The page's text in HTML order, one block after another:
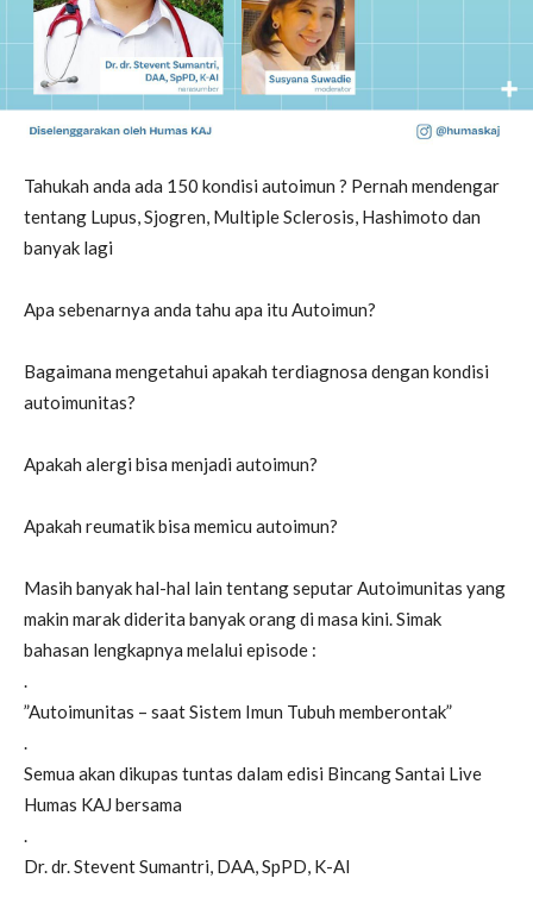
Tahukah anda ada 150 kondisi autoimun ? Pernah mendengar
tentang Lupus, Sjogren, Multiple Sclerosis, Hashimoto dan
banyak lagi
Apa sebenarnya anda tahu apa itu Autoimun?
Bagaimana mengetahui apakah terdiagnosa dengan kondisi
autoimunitas?
Apakah alergi bisa menjadi autoimun?
Apakah reumatik bisa memicu autoimun?
Masih banyak hal-hal lain tentang seputar Autoimunitas yang
makin marak diderita banyak orang di masa kini. Simak
bahasan lengkapnya melalui episode :
.
”Autoimunitas – saat Sistem Imun Tubuh memberontak”
.
Semua akan dikupas tuntas dalam edisi Bincang Santai Live
Humas KAJ bersama
.
Dr. dr. Stevent Sumantri, DAA, SpPD, K-AI